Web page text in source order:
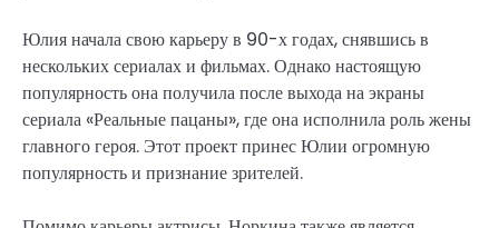
Юлия начала свою карьеру в 90-х годах, снявшись в
нескольких сериалах и фильмах. Однако настоящую
популярность она получила после выхода на экраны
сериала «Реальные пацаны», где она исполнила роль жены
главного героя. Этот проект принес Юлии огромную
популярность и признание зрителей.